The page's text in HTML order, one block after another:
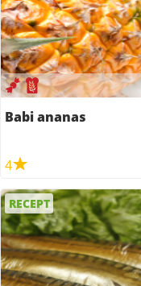
Babi ananas
4
RECEPT